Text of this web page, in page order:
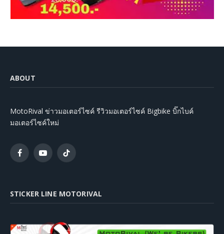
ABOUT
MotoRival ข่าวมอเตอร์ไซค์ รีวิวมอเตอร์ไซค์ Bigbike บิ๊กไบค์
มอเตอร์ไซค์ใหม่
FacebookYouTubeTikTok
STICKER LINE MOTORIVAL